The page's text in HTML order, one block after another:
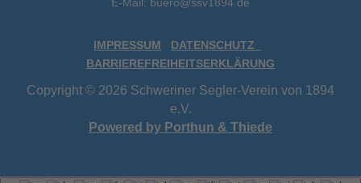
IMPRESSUM DATENSCHUTZ
BARRIEREFREIHEITSERKLÄRUNG
Copyright © 2026 Schweriner Segler-Verein von 1894
e.V.
Powered by Porthun & Thiede